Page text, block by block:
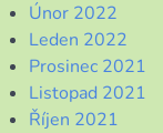
Únor 2022
Leden 2022
Prosinec 2021
Listopad 2021
Říjen 2021